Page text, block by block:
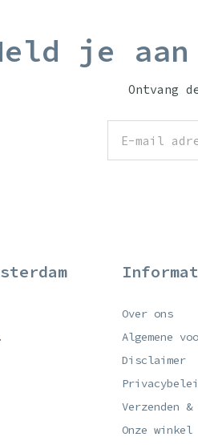
je
Ontvang
Over ons
Algemene
Disclaimer
Verzenden
Onze winkel